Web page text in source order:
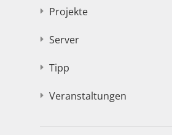
Projekte
Server
Tipp
Veranstaltungen